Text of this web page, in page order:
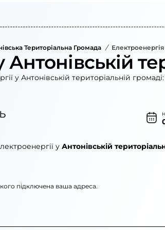
Територіальна Громада / Електроенергія
у Антонівській територіальній
у Антонівській
підключена ваша адреса.